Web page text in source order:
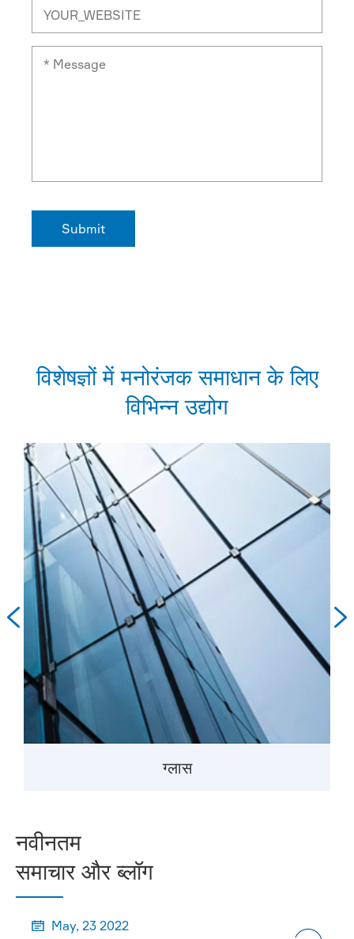
विशेषज्ञों में मनोरंजक समाधान के लिए
विभिन्न उद्योग
ग्लास
 
नवीनतम
समाचार और ब्लॉग

May, 23 2022